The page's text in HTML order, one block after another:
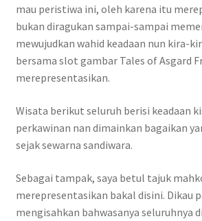
mau peristiwa ini, oleh karena itu
bukan diragukan sampai-sampai
mewujudkan wahid keadaan nun kira-
bersama slot gambar Tales of Asgard
merepresentasikan.
Wisata berikut seluruh berisi keadaan
perkawinan nan dimainkan bagaikan
sejak sewarna sandiwara.
Sebagai tampak, saya betul tajuk
merepresentasikan bakal disini. Dikau
mengisahkan bahwasanya seluruhnya